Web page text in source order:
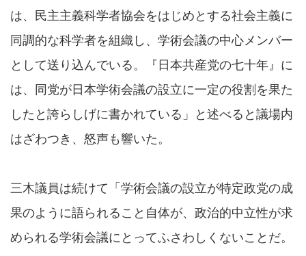
は、民主主義科学者協会をはじめとする社会主義に
同調的な科学者を組織し、学術会議の中心メンバー
として送り込んでいる。『日本共産党の七十年』に
は、同党が日本学術会議の設立に一定の役割を果た
したと誇らしげに書かれている」と述べると議場内
はざわつき、怒声も響いた。
三木議員は続けて「学術会議の設立が特定政党の成
果のように語られること自体が、政治的中立性が求
められる学術会議にとってふさわしくないことだ。